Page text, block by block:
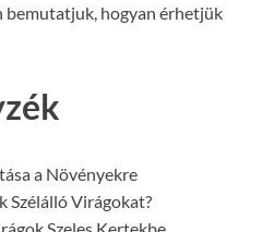
bemutatjuk, hogyan érhetjük
a Növényekre
Szélálló Virágokat?